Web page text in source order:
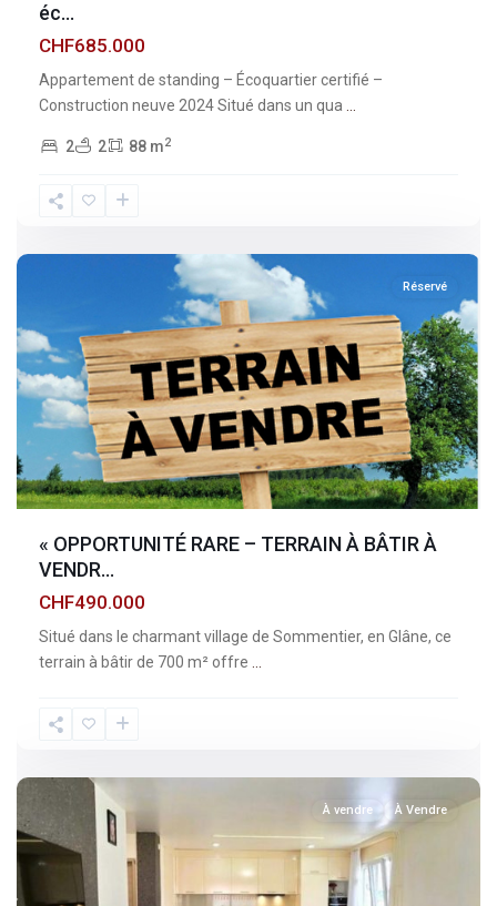
éc...
CHF685.000
Appartement de standing – Écoquartier certifié –
Construction neuve 2024 Situé dans un qua
2 2 88 m2
Fribourg
Réservé
« OPPORTUNITÉ RARE – TERRAIN À BÂTIR À
VENDR...
CHF490.000
Situé dans le charmant village de Sommentier, en Glâne, ce
terrain à bâtir de 700 m² offre
Fribourg
À vendre À Vendre